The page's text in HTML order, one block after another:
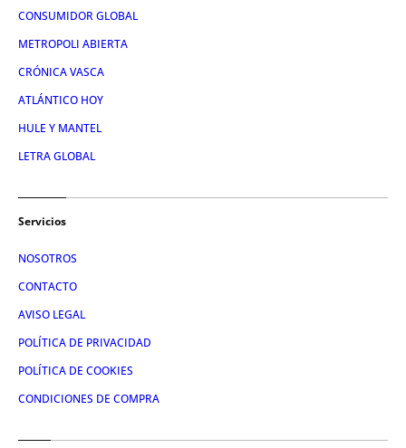
CONSUMIDOR GLOBAL
METROPOLI ABIERTA
CRÓNICA VASCA
ATLÁNTICO HOY
HULE Y MANTEL
LETRA GLOBAL
Servicios
NOSOTROS
CONTACTO
AVISO LEGAL
POLÍTICA DE PRIVACIDAD
POLÍTICA DE COOKIES
CONDICIONES DE COMPRA